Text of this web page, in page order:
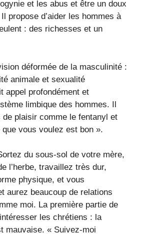
et les abus et être un doux
propose d’aider les hommes à
: des richesses et un
déformée de la masculinité :
animale et sexualité
appel profondément et
limbique des hommes. Il
plaisir comme le fentanyl et
vous voulez est bon ».
du sous-sol de votre mère,
l’herbe, travaillez très dur,
physique, et vous
aurez beaucoup de relations
moi. La première partie de
les chrétiens : la
mauvaise. « Suivez-moi